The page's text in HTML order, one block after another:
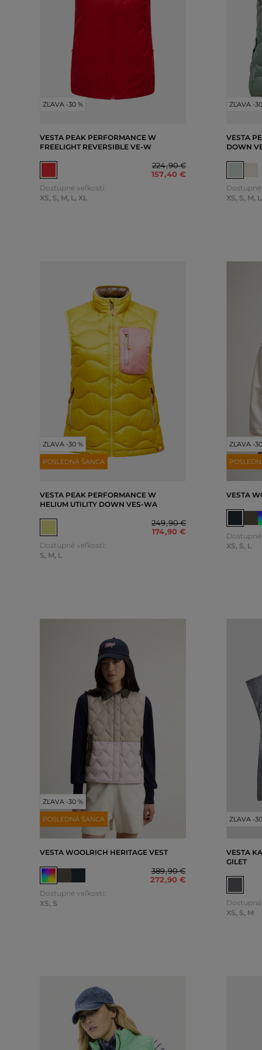
ZĽAVA -30 %
VESTA PEAK PERFORMANCE W
FREELIGHT REVERSIBLE VE-W
224,90 €
157,40 €
Dostupné veľkosti:
XS, S, M, L, XL
ZĽAVA -
VESTA
DOWN
XS, S, M, L
ZĽAVA -30 %
POSLEDNÁ ŠANCA
VESTA PEAK PERFORMANCE W
HELIUM UTILITY DOWN VES-WA
249,90 €
174,90 €
Dostupné veľkosti:
S, M, L
ZĽAVA -
VESTA
XS, S, L
ZĽAVA -30 %
POSLEDNÁ ŠANCA
VESTA WOOLRICH HERITAGE VEST
389,90 €
272,90 €
Dostupné veľkosti:
XS, S
ZĽAVA -
VESTA
GILET
XS, S, M